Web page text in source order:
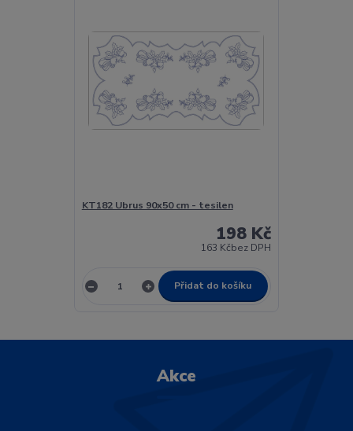
KT182 Ubrus 90x50 cm - tesilen
198 Kč
163 Kčbez DPH
Přidat do košíku
Akce